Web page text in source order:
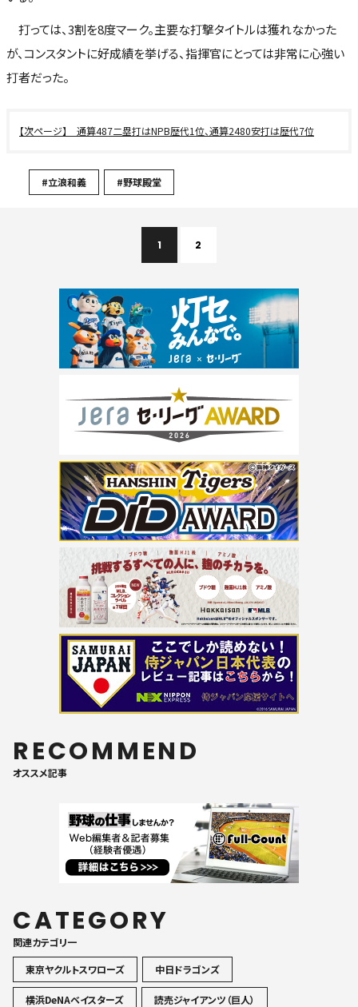
打っては、3割を8度マーク。主要な打撃タイトルは獲れなかった
が、コンスタントに好成績を挙げる、指揮官にとっては非常に心強い
打者だった。
通算487二塁打はNPB歴代1位、通算2480安打は歴代7位
#立浪和義 #野球殿堂
1 2
RECOMMEND
オススメ記事
CATEGORY
関連カテゴリ一
東京ヤクルトスワローズ
中日ドラゴンズ
横浜DeNAベイスターズ 読売ジャイアンツ（巨人）